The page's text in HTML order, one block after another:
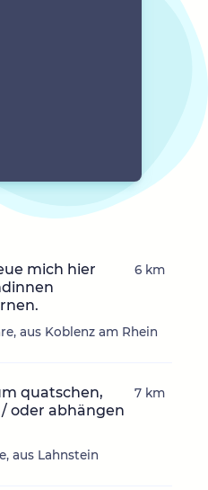
mich hier
aus Koblenz am Rhein
6 km
quatschen,
oder abhängen
aus Lahnstein
7 km